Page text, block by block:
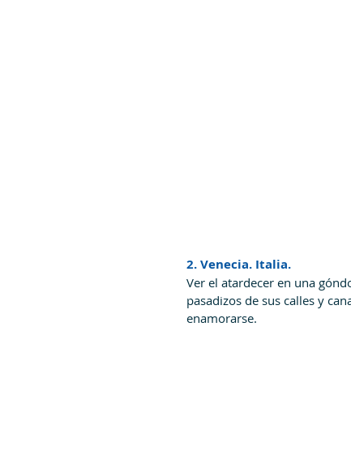
2. Venecia. Italia.
Ver el atardecer en una
pasadizos de sus calles y
enamorarse.